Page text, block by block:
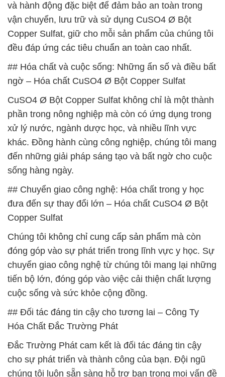
và hành động đặc biệt để đảm bảo an toàn trong
vận chuyển, lưu trữ và sử dụng CuSO4 Ø Bột
Copper Sulfat, giữ cho mỗi sản phẩm của chúng tôi
đều đáp ứng các tiêu chuẩn an toàn cao nhất.
## Hóa chất và cuộc sống: Những ẩn số và điều bất
ngờ – Hóa chất CuSO4 Ø Bột Copper Sulfat
CuSO4 Ø Bột Copper Sulfat không chỉ là một thành
phần trong nông nghiệp mà còn có ứng dụng trong
xử lý nước, ngành dược học, và nhiều lĩnh vực
khác. Đồng hành cùng công nghiệp, chúng tôi mang
đến những giải pháp sáng tạo và bất ngờ cho cuộc
sống hàng ngày.
## Chuyển giao công nghệ: Hóa chất trong y học
đưa đến sự thay đổi lớn – Hóa chất CuSO4 Ø Bột
Copper Sulfat
Chúng tôi không chỉ cung cấp sản phẩm mà còn
đóng góp vào sự phát triển trong lĩnh vực y học. Sự
chuyển giao công nghệ từ chúng tôi mang lại những
tiến bộ lớn, đóng góp vào việc cải thiện chất lượng
cuộc sống và sức khỏe cộng đồng.
## Đối tác đáng tin cậy cho tương lai – Công Ty
Hóa Chất Đắc Trường Phát
Đắc Trường Phát cam kết là đối tác đáng tin cậy
cho sự phát triển và thành công của bạn. Đội ngũ
chúng tôi luôn sẵn sàng hỗ trợ bạn trong mọi vấn đề